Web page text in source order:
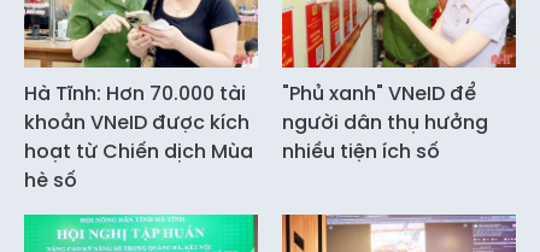
Hà Tĩnh: Hơn 70.000 tài
khoản VNeID được kích
hoạt từ Chiến dịch Mùa
hè số
"Phủ xanh" VNeID để
người dân thụ hưởng
nhiều tiện ích số